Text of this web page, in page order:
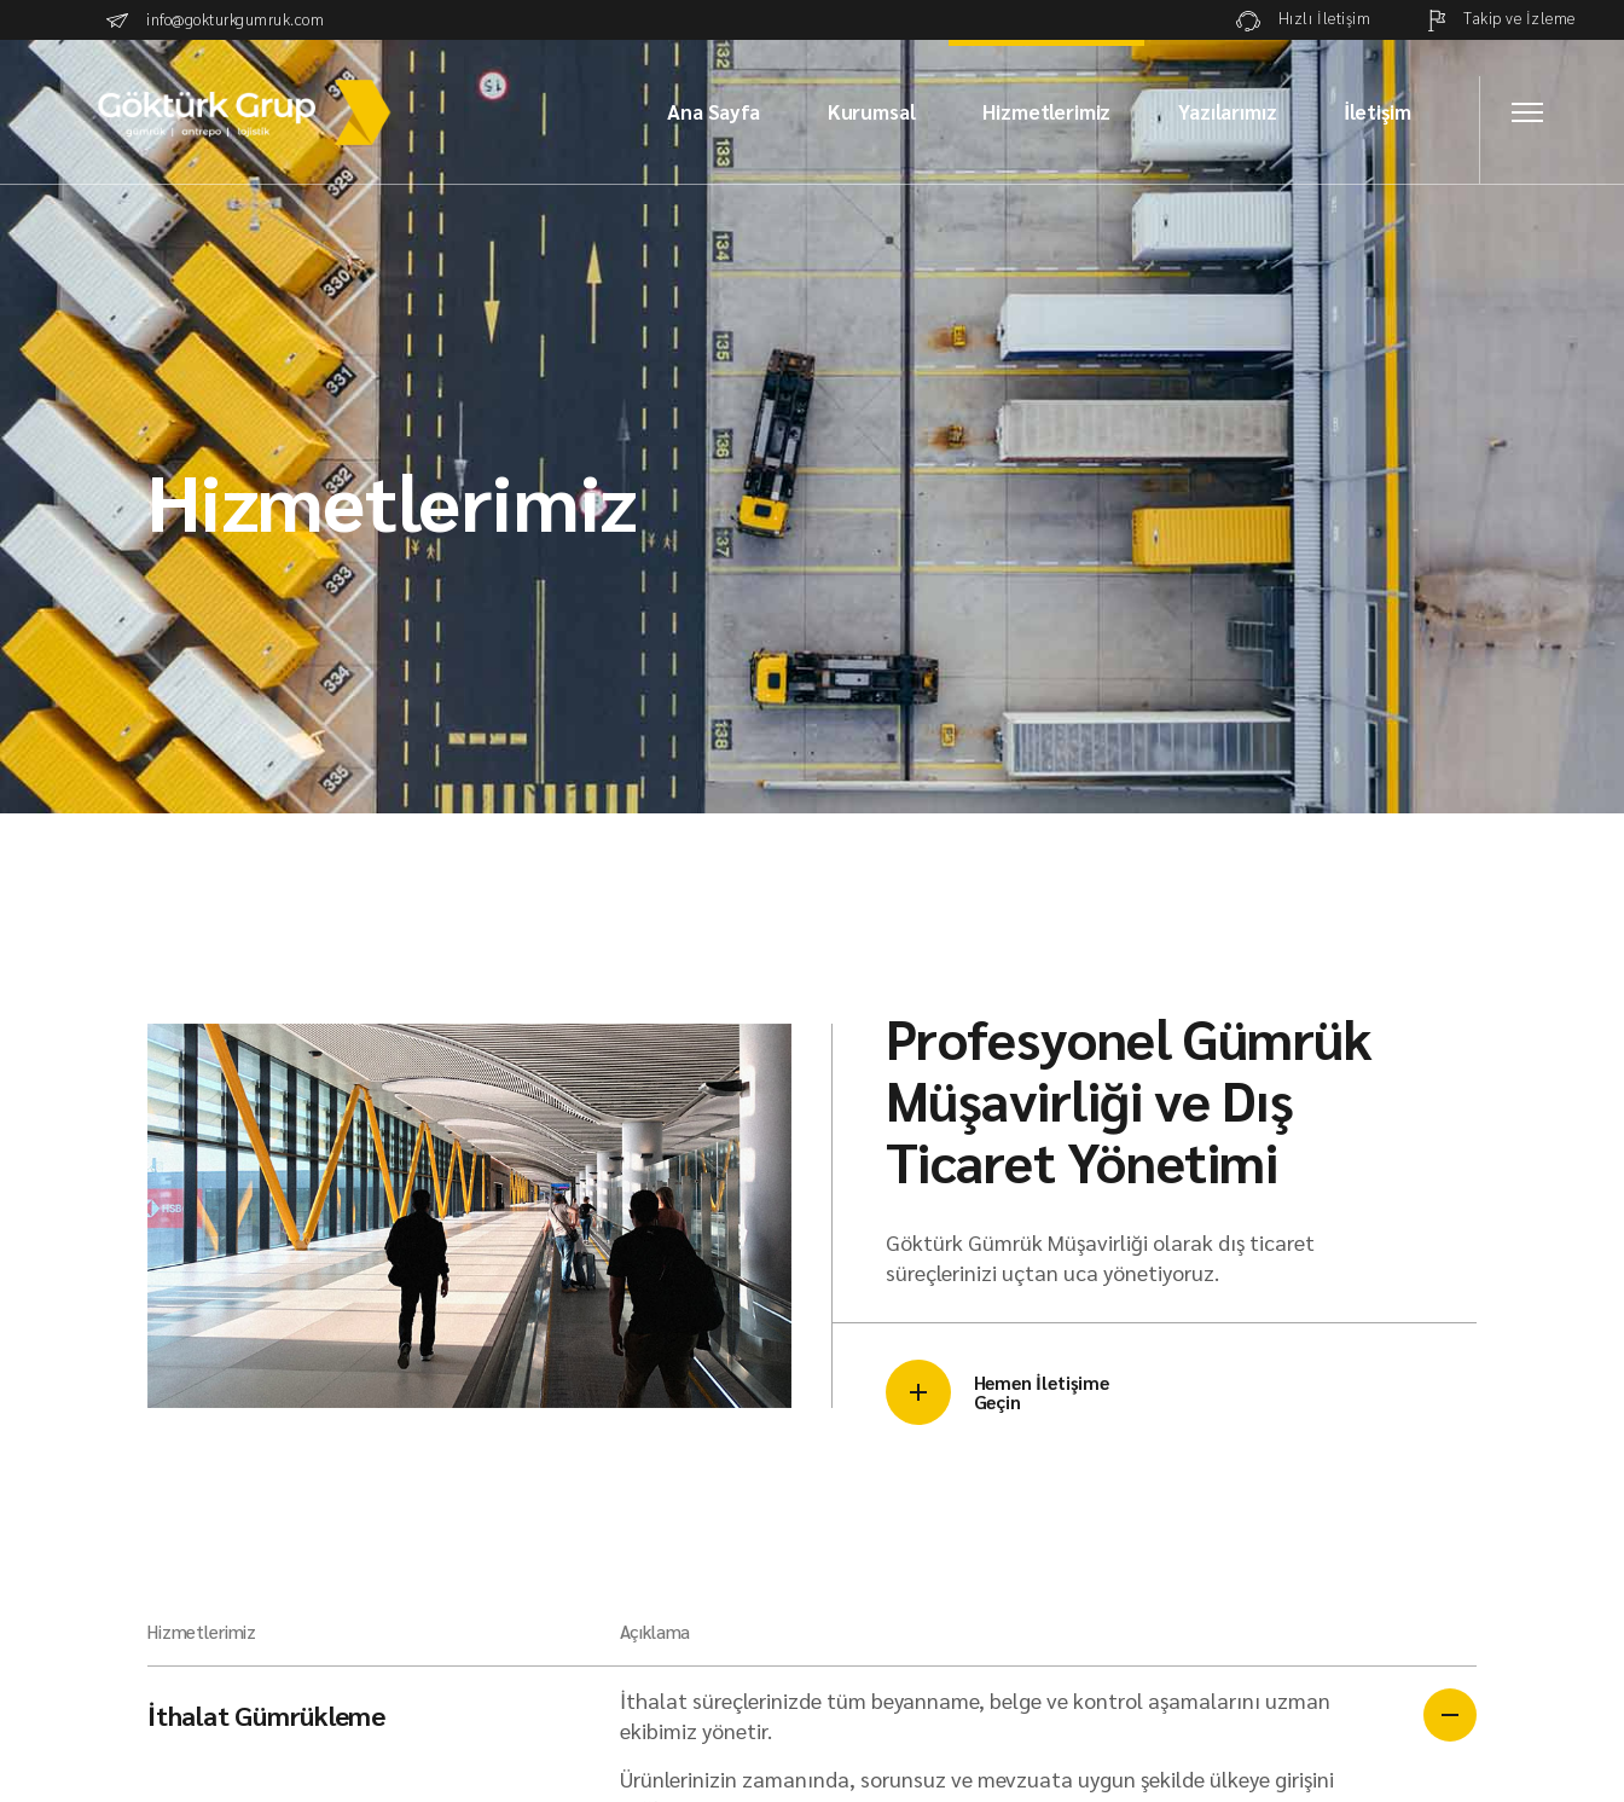
info@gokturkgumruk.com Hızlı İletişim Takip ve İzleme
Ana Sayfa Kurumsal
Hakkımızda
Sertifikalarımız
İnsan Kaynakları
Hizmetlerimiz
Gümrük Hizmetleri
Antrepo Çözümleri
Lojistik Çözümleri
Sigorta Hizmetleri
Yazılarımız İletişim
İletişime Geçin
Global Ağımız
Hizmetlerimiz
Profesyonel Gümrük
Müşavirliği ve Dış
Ticaret Yönetimi
Göktürk Gümrük Müşavirliği olarak dış ticaret
süreçlerinizi uçtan uca yönetiyoruz.
Hemen İletişime
Geçin
Hizmetlerimiz Açıklama
İthalat Gümrükleme
İthalat süreçlerinizde tüm beyanname, belge ve kontrol aşamalarını uzman
ekibimiz yönetir.
Ürünlerinizin zamanında, sorunsuz ve mevzuata uygun şekilde ülkeye girişini